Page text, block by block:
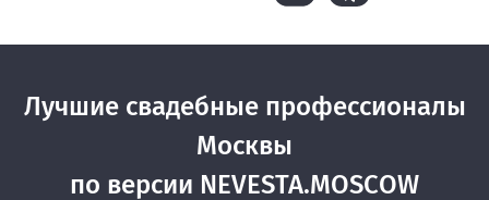
Лучшие свадебные профессионалы
Москвы
по версии NEVESTA.MOSCOW